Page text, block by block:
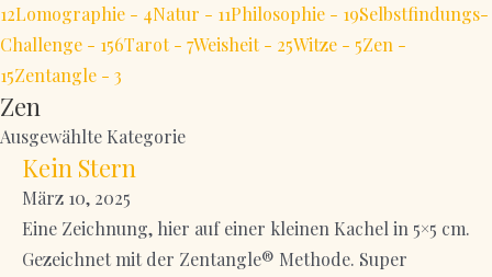
12Lomographie - 4Natur - 11Philosophie - 19Selbstfindungs-
Challenge - 156Tarot - 7Weisheit - 25Witze - 5Zen -
15Zentangle - 3
Zen
Ausgewählte Kategorie
Kein Stern
März 10, 2025
Eine Zeichnung, hier auf einer kleinen Kachel in 5×5 cm.
Gezeichnet mit der Zentangle® Methode. Super